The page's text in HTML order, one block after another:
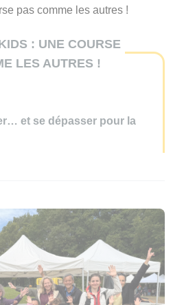
pas comme les autres !
: UNE COURSE
LES AUTRES !
et se dépasser pour la